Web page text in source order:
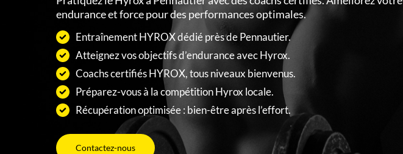
endurance et force pour des performances optimales.
Entraînement HYROX dédié près de Pennautier.
Atteignez vos objectifs d’endurance avec Hyrox.
Coachs certifiés HYROX, tous niveaux bienvenus.
Préparez-vous à la compétition Hyrox locale.
Récupération optimisée : bien-être après l’effort.
Contactez-nous